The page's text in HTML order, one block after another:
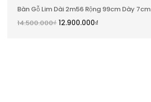
Bàn Gỗ Lim Dài 2m56 Rộng 99cm Dày 7cm
14.500.000₫ 12.900.000₫